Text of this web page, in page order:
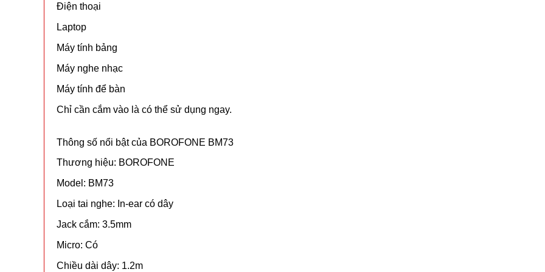
Điện thoại
Laptop
Máy tính bảng
Máy nghe nhạc
Máy tính để bàn
Chỉ cần cắm vào là có thể sử dụng ngay.
Thông số nổi bậtcủa BOROFONE BM73
Thương hiệu: BOROFONE
Model: BM73
Loại tai nghe: In-ear có dây
Jack cắm: 3.5mm
Micro: Có
Chiều dài dây: 1.2m